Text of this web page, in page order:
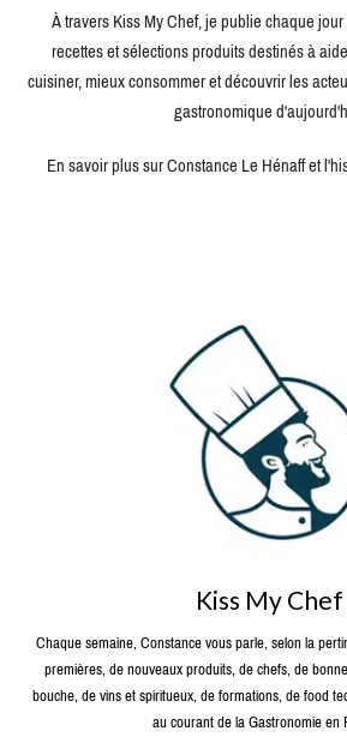
À travers Kiss My Chef, je publie chaque
recettes et sélections produits destinés à
cuisiner, mieux consommer et découvrir les
gastronomique
En savoir plus sur Constance Le Hénaff et
Kiss My Chef
Chaque semaine, Constance vous parle, selon la
premières, de nouveaux produits, de chefs, de
bouche, de vins et spiritueux, de formations, de food
au courant de la Gastronomie en